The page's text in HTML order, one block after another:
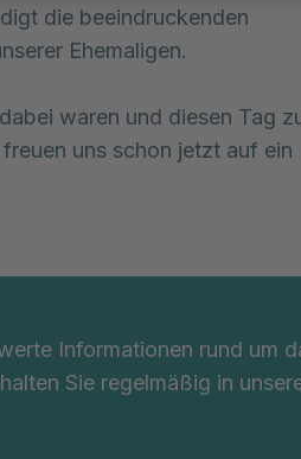
die beeindruckenden
Ehemaligen.
waren und diesen Tag
uns schon jetzt auf ein
Informationen rund um
Sie regelmäßig in